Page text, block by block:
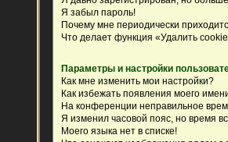
Я забыл пароль!
Почему мне периодически
Что делает функция «Удалить
Параметры и настройки
Как мне изменить мои настройки?
Как избежать появления моего
На конференции неправильное
Я изменил часовой пояс, но время
Моего языка нет в списке!